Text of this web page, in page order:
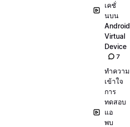
เคชั่
นบน
Android
Virtual
Device
7
ทำความ
เข้าใจ
การ
ทดสอบ
แอ
พบ